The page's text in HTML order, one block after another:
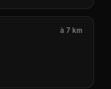
à 7 km